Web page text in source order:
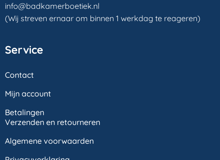
info@badkamerboetiek.nl
(Wij streven ernaar om binnen 1 werkdag te reageren)
Service
Contact
Mijn account
Betalingen
Verzenden en retourneren
Algemene voorwaarden